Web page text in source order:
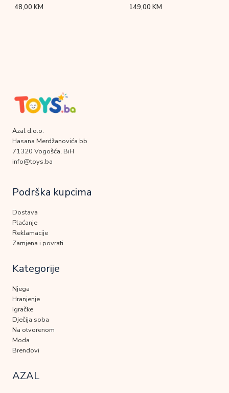
48,00KM 149,00KM
Azal d.o.o.
Hasana Merdžanovića bb
71320 Vogošća, BiH
info@toys.ba
Podrška kupcima
Dostava
Plaćanje
Reklamacije
Zamjena i povrati
Kategorije
Njega
Hranjenje
Igračke
Dječija soba
Na otvorenom
Moda
Brendovi
AZAL